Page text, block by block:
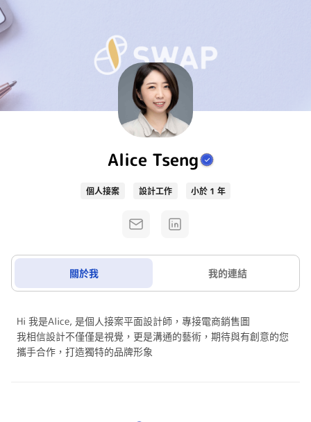
Alice Tseng
個人接案 設計工作 小於 1 年
關於我 我的連結
Hi 我是Alice, 是個人接案平面設計師，專接電商銷售圖
我相信設計不僅僅是視覺，更是溝通的藝術，期待與有創意的您
攜手合作，打造獨特的品牌形象